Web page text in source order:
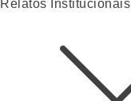
Relatos Institucionais